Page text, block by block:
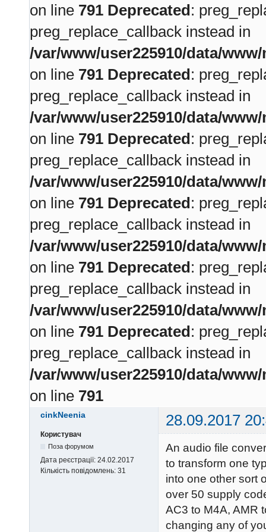
on line 791 Deprecated:
preg_replace_callback instead in
/var/www/user225910/data/
on line 791 Deprecated:
preg_replace_callback instead in
/var/www/user225910/data/
on line 791 Deprecated:
preg_replace_callback instead in
/var/www/user225910/data/
on line 791 Deprecated:
preg_replace_callback instead in
/var/www/user225910/data/
on line 791 Deprecated:
preg_replace_callback instead in
/var/www/user225910/data/
on line 791 Deprecated:
preg_replace_callback instead in
/var/www/user225910/data/
on line 791
cinkNeenia 28.09.2017
Користувач
Поза форумом
Дата реєстрації: 24.02.2017
Кількість повідомлень: 31
An audio file
to transform one
into one other sort
over 50 supply
AC3 to M4A, AMR
changing any of